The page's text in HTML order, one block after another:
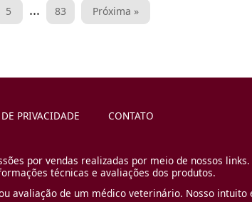
5 … 83 Próxima »
PRIVACIDADE CONTATO
por vendas realizadas por meio de nossos
técnicas e avaliações dos produtos.
avaliação de um médico veterinário. Nosso